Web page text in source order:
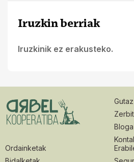
Iruzkin berriak
Iruzkinik ez erakusteko.
Gutaz
Bloga
Ordainketak